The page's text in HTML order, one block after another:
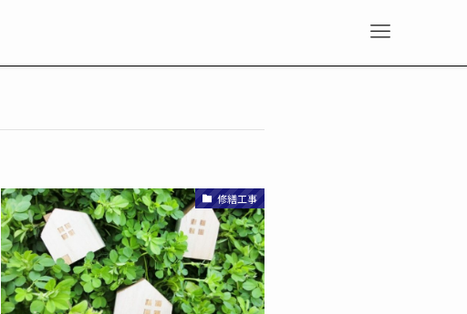
修繕工事